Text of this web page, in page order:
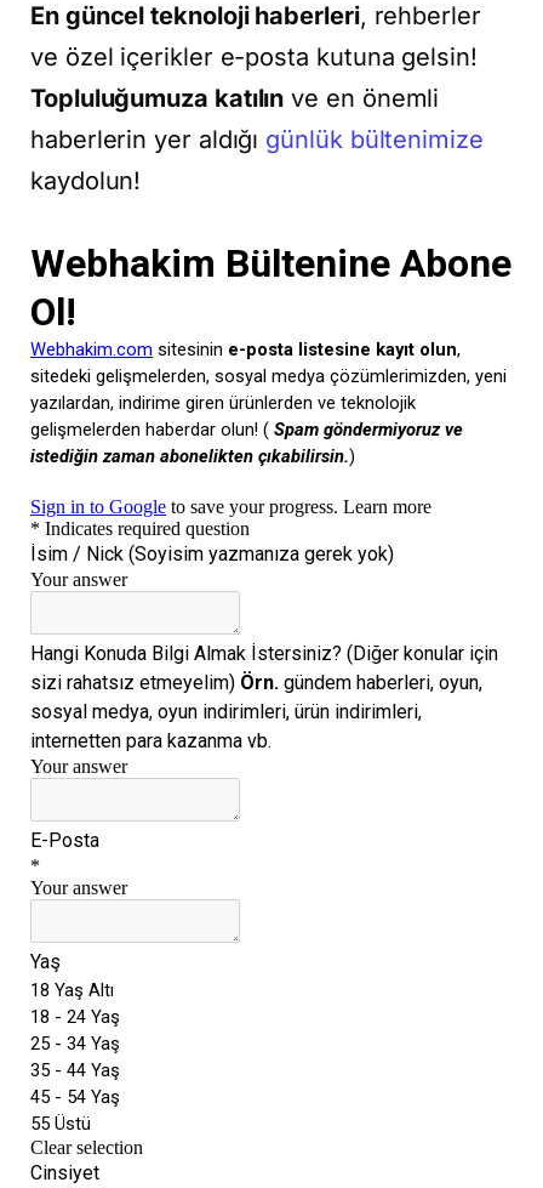
En güncel teknoloji haberleri, rehberler
ve özel içerikler e-posta kutuna gelsin!
Topluluğumuza katılın ve en önemli
haberlerin yer aldığı günlük bültenimize
kaydolun!